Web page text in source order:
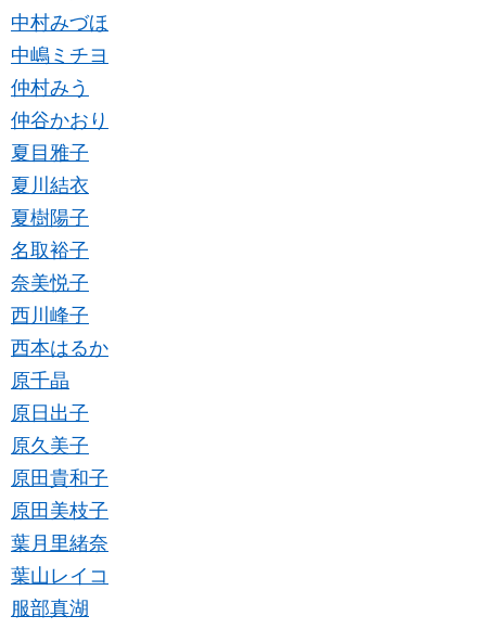
中村みづほ
中嶋ミチヨ
仲村みう
仲谷かおり
夏目雅子
夏川結衣
夏樹陽子
名取裕子
奈美悦子
西川峰子
西本はるか
原千晶
原日出子
原久美子
原田貴和子
原田美枝子
葉月里緒奈
葉山レイコ
服部真湖